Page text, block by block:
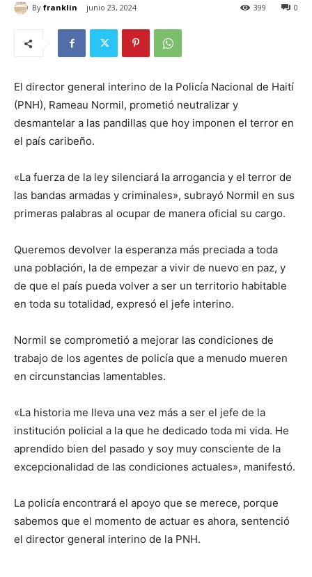
By franklin junio 23, 2024 0
399
El director general interino de la Policía Nacional de Haití
(PNH), Rameau Normil, prometió neutralizar y
desmantelar a las pandillas que hoy imponen el terror en
el país caribeño.
«La fuerza de la ley silenciará la arrogancia y el terror de
las bandas armadas y criminales», subrayó Normil en sus
primeras palabras al ocupar de manera oficial su cargo.
Queremos devolver la esperanza más preciada a toda
una población, la de empezar a vivir de nuevo en paz, y
de que el país pueda volver a ser un territorio habitable
en toda su totalidad, expresó el jefe interino.
Normil se comprometió a mejorar las condiciones de
trabajo de los agentes de policía que a menudo mueren
en circunstancias lamentables.
«La historia me lleva una vez más a ser el jefe de la
institución policial a la que he dedicado toda mi vida. He
aprendido bien del pasado y soy muy consciente de la
excepcionalidad de las condiciones actuales», manifestó.
La policía encontrará el apoyo que se merece, porque
sabemos que el momento de actuar es ahora, sentenció
el director general interino de la PNH.